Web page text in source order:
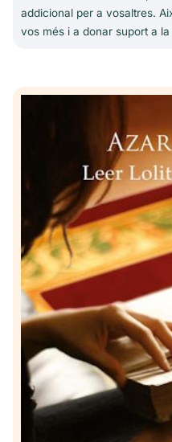
addicional per a vosaltres.
vos més i a donar suport a